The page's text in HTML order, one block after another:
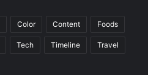
Color Content Foods
Tech Timeline Travel